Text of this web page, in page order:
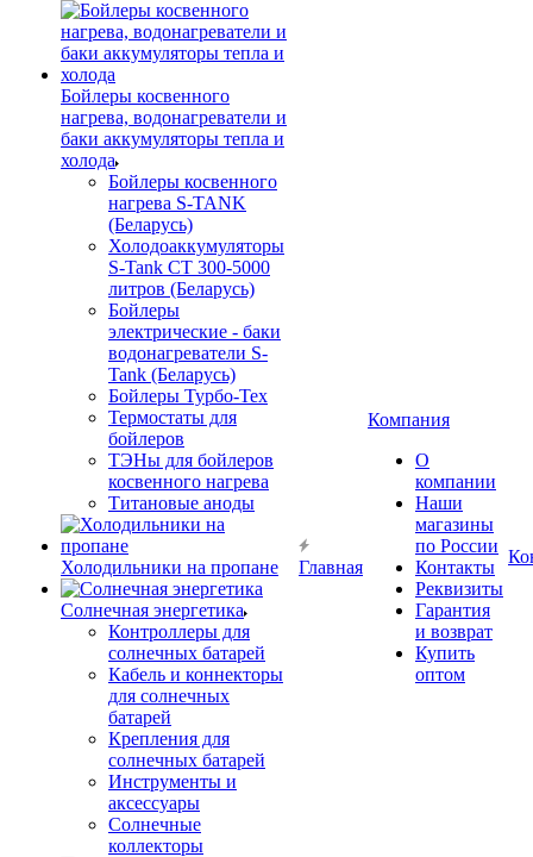
Бойлеры косвенного
нагрева, водонагреватели и
баки аккумуляторы тепла и
холода
Бойлеры косвенного
нагрева S-TANK
(Беларусь)
Холодоаккумуляторы
S-Tank СТ 300-5000
литров (Беларусь)
Бойлеры
электрические - баки
водонагреватели S-
Tank (Беларусь)
Бойлеры Турбо-Тех
Термостаты для
бойлеров
ТЭНы для бойлеров
косвенного нагрева
Титановые аноды
Холодильники на пропане
Солнечная энергетика
Контроллеры для
солнечных батарей
Кабель и коннекторы
для солнечных
батарей
Крепления для
солнечных батарей
Инструменты и
аксессуары
Солнечные
коллекторы
Главная
Компания
О
компании
Наши
магазины
по России
Контакты
Реквизиты
Гарантия
и возврат
Купить
оптом